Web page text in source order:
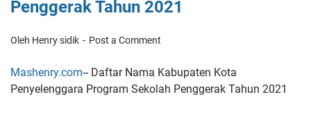
Penggerak Tahun 2021
Oleh Henry sidik Post a Comment
Mashenry.com-- Daftar Nama Kabupaten Kota
Penyelenggara Program Sekolah Penggerak Tahun 2021